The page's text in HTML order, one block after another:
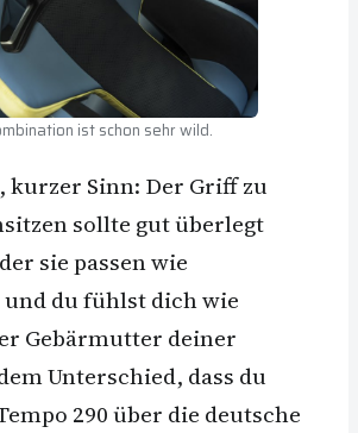
ist schon sehr wild.
kurzer Sinn: Der Griff zu
sollte gut überlegt
sie passen wie
und du fühlst dich wie
Gebärmutter deiner
Unterschied, dass du
290 über die deutsche